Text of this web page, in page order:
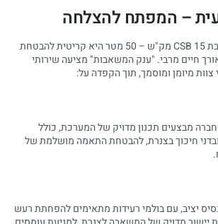
– המפתח להצלחה
התקנה נכונה של משאבת CSB 15 מק"ש – 50 מטר היא קריטית להבטחת
חיים מרבי. "ענק המשאבות" מציעה שירותי
מיומן ומוסמך, תוך הקפדה על:
מבצעים תכנון מדויק של המערכת, כולל
חיכוך בצנרת, להבטחת התאמה מושלמת של
יציב, עם בולמי רעידות מתאימים להפחתת רעש